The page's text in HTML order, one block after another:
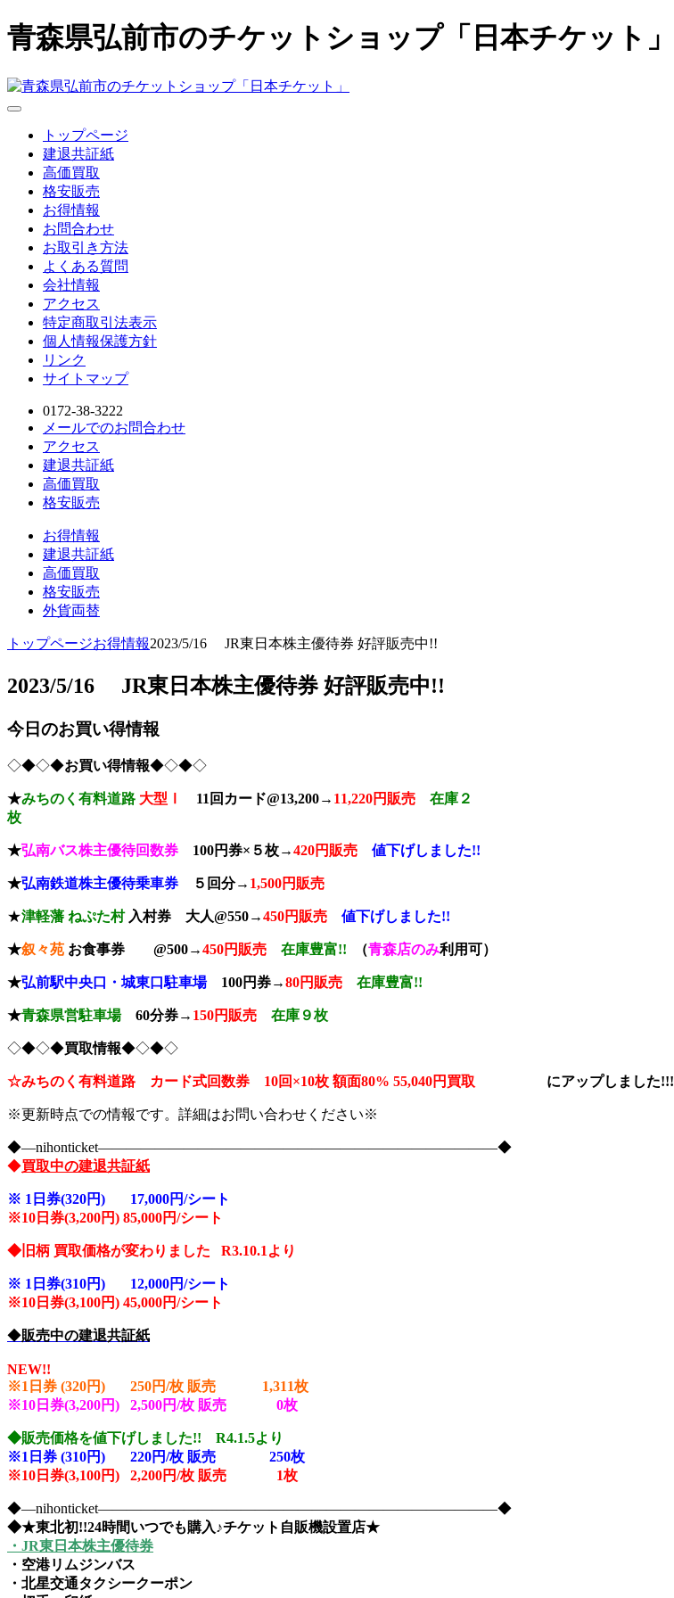
青森県弘前市のチケットショップ「日本チケット」
トップページ
建退共証紙
高価買取
格安販売
お得情報
お問合わせ
お取引き方法
よくある質問
会社情報
アクセス
特定商取引法表示
個人情報保護方針
リンク
サイトマップ
0172-38-3222
メールでのお問合わせ
アクセス
建退共証紙
高価買取
格安販売
お得情報
建退共証紙
高価買取
格安販売
外貨両替
トップページお得情報2023/5/16 JR東日本株主優待券 好評販売中!!
2023/5/16 JR東日本株主優待券 好評販売中!!
今日のお買い得情報
◇◆◇◆お買い得情報◆◇◆◇
★みちのく有料道路 大型Ⅰ 11回カード@13,200→ 11,220円販売
在庫２
枚
★弘南バス株主優待回数券 100円券×５枚→420円販売 値下げしました!!
★弘南鉄道株主優待乗車券 ５回分→ 1,500円販売
★津軽藩 ねぷた村 入村券 大人@550→450円販売 値下げしました!!
★叙々苑 お食事券 @500→450円販売 在庫豊富!! （青森店のみ利用可）
★弘前駅中央口 ・城東口駐車場100円券→80円販売 在庫豊富!!
★青森県営駐車場 60分券→ 150円販売 在庫９枚
◇◆◇◆買取情報◆◇◆◇
☆みちのく有料道路 カード式回数券 10回×10枚 額面80% 55,040円買取 にアップしました!!!
※更新時点での情報です。詳細はお問い合わせください※
◆―nihonticket――――――――――――――――――――――――――――◆
◆買取中の建退共証紙
※ 1日券(320円) 17,000円/シート
※10 日券(3,200円) 85,000円/シート
◆旧柄 買取価格が変わりました R3.10.1より
※ 1日券(310円) 12,000円/シート
※10 日券(3,100円) 45,000円/シート
◆販売中の建退共証紙
NEW!!
※1日券 (320円) 250円/枚 販売 1,311枚
※10日券(3,200円) 2,500円/枚 販売 0枚
◆販売価格を値下げしました!! R4.1.5より
※1日券 (310円) 220円/枚 販売 250枚
※10日券(3,100円) 2,200円/枚 販売 1枚
◆―nihonticket――――――――――――――――――――――――――――◆
◆★東北初!!24時間いつでも購入♪チケット自販機設置店★
・JR東日本株主優待券
・空港リムジンバス
・北星交通タクシークーポン